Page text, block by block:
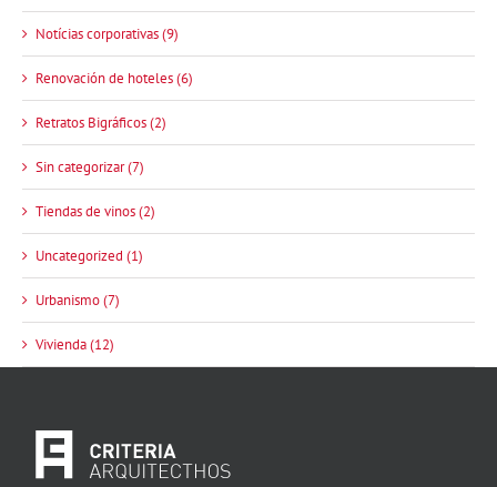
Notícias corporativas (9)
Renovación de hoteles (6)
Retratos Bigráficos (2)
Sin categorizar (7)
Tiendas de vinos (2)
Uncategorized (1)
Urbanismo (7)
Vivienda (12)